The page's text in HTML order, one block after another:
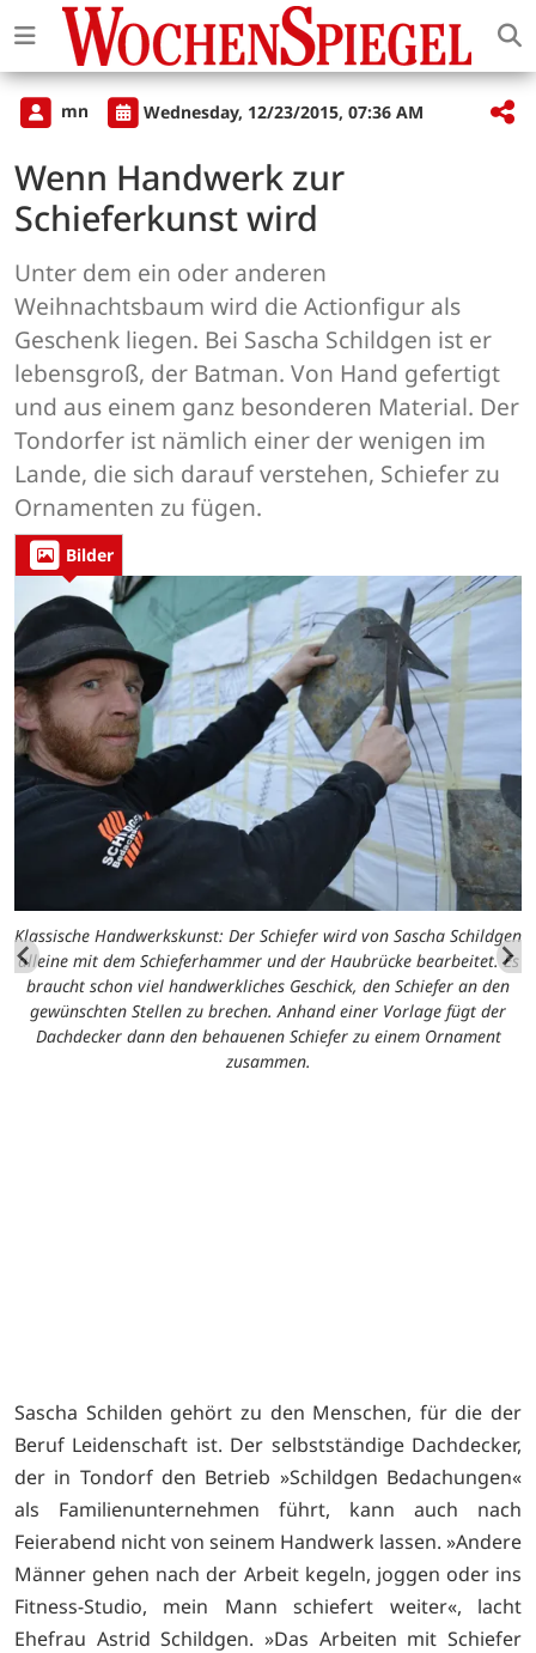
mn Wednesday, 12/23/2015, 07:36 AM
Wenn Handwerk zur
Schieferkunst wird
Unter dem ein oder anderen
Weihnachtsbaum wird die Actionfigur als
Geschenk liegen. Bei Sascha Schildgen ist er
lebensgroß, der Batman. Von Hand gefertigt
und aus einem ganz besonderen Material. Der
Tondorfer ist nämlich einer der wenigen im
Lande, die sich darauf verstehen, Schiefer zu
Ornamenten zu fügen.
Bilder
Klassische Handwerkskunst: Der Schiefer wird von Sascha Schildgen
alleine mit dem Schieferhammer und der Haubrücke bearbeitet. Es
braucht schon viel handwerkliches Geschick, den Schiefer an den
gewünschten Stellen zu brechen. Anhand einer Vorlage fügt der
Dachdecker dann den behauenen Schiefer zu einem Ornament
zusammen.
Sascha Schilden gehört zu den Menschen, für die der
Beruf Leidenschaft ist. Der selbstständige Dachdecker,
der in Tondorf den Betrieb »Schildgen Bedachungen«
als Familienunternehmen führt, kann auch nach
Feierabend nicht von seinem Handwerk lassen. »Andere
Männer gehen nach der Arbeit kegeln, joggen oder ins
Fitness-Studio, mein Mann schiefert weiter«, lacht
Ehefrau Astrid Schildgen. »Das Arbeiten mit Schiefer